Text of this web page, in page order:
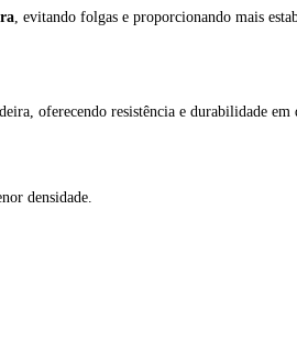
, evitando folgas e proporcionando mais
oferecendo resistência e durabilidade
densidade.